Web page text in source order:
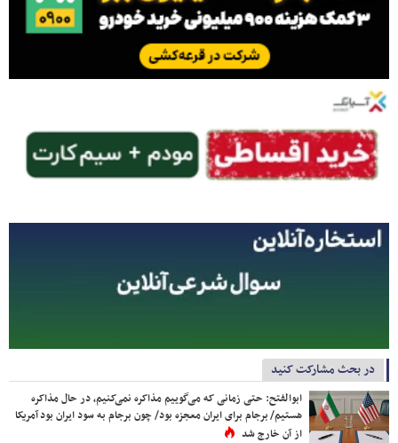
در بحث مشارکت کنید
ابوالفتح: حتی زمانی که می‌گوییم مذاکره نمی‌کنیم، در حال مذاکره
هستیم/ برجام برای ایران معجزه بود/ چون برجام به سود ایران بود آمریکا
از آن خارج شد